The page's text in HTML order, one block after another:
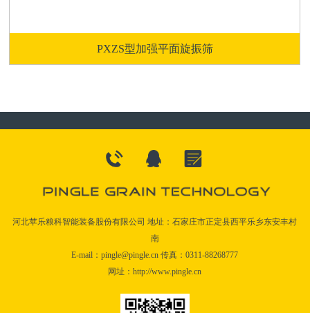
PXZS型加强平面旋振筛
河北苹乐粮科智能装备股份有限公司 地址：石家庄市正定县西平乐乡东安丰村
南
E-mail：pingle@pingle.cn 传真：0311-88268777
网址：http://www.pingle.cn